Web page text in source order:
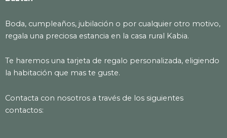
Boda, cumpleaños, jubilación o por cualquier otro motivo,
regala una preciosa estancia en la casa rural Kabia.
Te haremos una tarjeta de regalo personalizada, eligiendo
la habitación que mas te guste.
Contacta con nosotros a través de los siguientes
contactos: